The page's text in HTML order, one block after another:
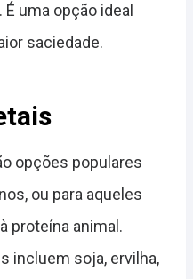
uma opção ideal
saciedade.
opções populares
ou para aqueles
proteína animal.
incluem soja, ervilha,